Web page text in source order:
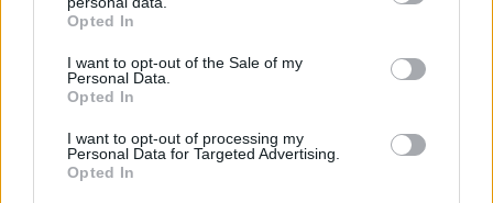
grant or deny consent to Google and its third-party tags to
use your data for below specified purposes in below Google
consent section.
Opted In
I want to opt-out of the Sale of my
Personal Data.
Opted In
I want to opt-out of processing my
Personal Data for Targeted Advertising.
Opted In
λύκων στην Κεντρική Μακεδονία: Καλό ταξίδι